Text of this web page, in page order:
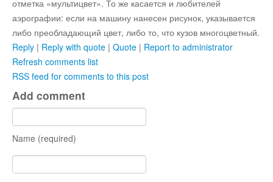
отметка «мультицвет». То же касается и любителей
аэрографии: если на машину нанесен рисунок, указывается
либо преобладающий цвет, либо то, что кузов многоцветный.
Reply | Reply with quote | Quote | Report to administrator
Refresh comments list
RSS feed for comments to this post
Add comment
Name (required)